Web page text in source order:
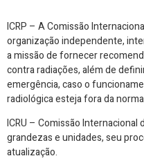
ICRP – A Comissão
organização independente,
a missão de fornecer
contra radiações, além de
emergência, caso o
radiológica esteja fora da
ICRU – Comissão Internacional
grandezas e unidades, seu
atualização.